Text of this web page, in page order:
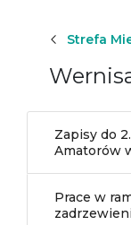
Strefa
Zapisy do
Amatorów
Prace w